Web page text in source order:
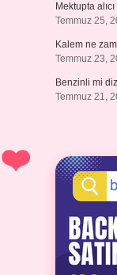
Mektupta
Temmuz 25,
Kalem ne
Temmuz 23,
Benzinli mi
Temmuz 21,